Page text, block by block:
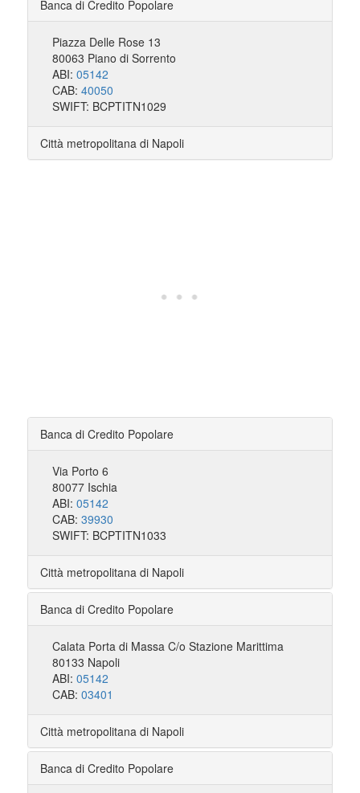
Banca di Credito Popolare
Piazza Delle Rose 13
80063 Piano di Sorrento
ABI: 05142
CAB: 40050
SWIFT: BCPTITN1029
Città metropolitana di Napoli
Banca di Credito Popolare
Via Porto 6
80077 Ischia
ABI: 05142
CAB: 39930
SWIFT: BCPTITN1033
Città metropolitana di Napoli
Banca di Credito Popolare
Calata Porta di Massa C/o Stazione Marittima
80133 Napoli
ABI: 05142
CAB: 03401
Città metropolitana di Napoli
Banca di Credito Popolare